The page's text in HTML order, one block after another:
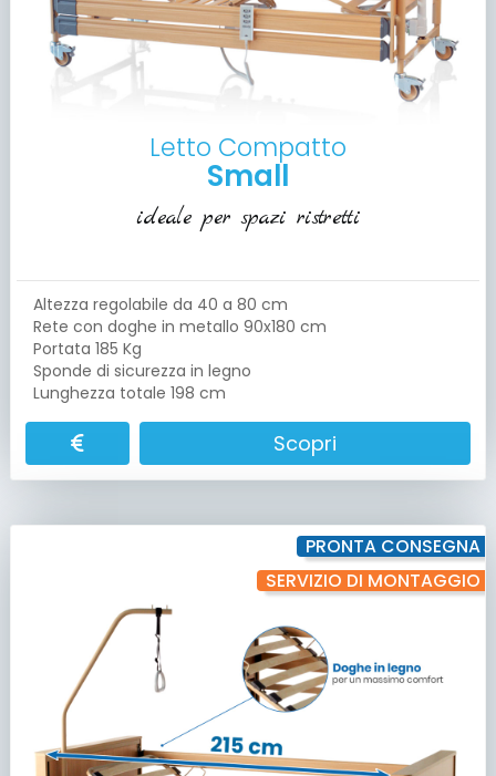
Letto Compatto
Small
ideale per spazi ristretti
Altezza regolabile da 40 a 80 cm
Rete con doghe in metallo 90x180 cm
Portata 185 Kg
Sponde di sicurezza in legno
Lunghezza totale 198 cm
Scopri
PRONTA CONSEGNA
SERVIZIO DI MONTAGGIO